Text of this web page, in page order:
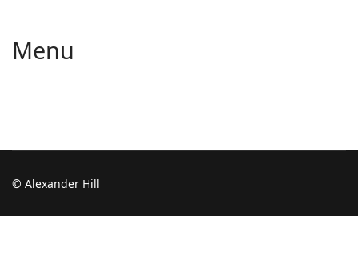
Menu
© Alexander Hill